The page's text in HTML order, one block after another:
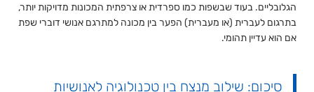
הגלובליים. בעוד שבשפות כמו ספרדית או צרפתית המכונות מדויקות יותר,
בתרגום לעברית (או מעברית) הפער בין מכונה למתרגם אנושי דוברי שפת
אם הוא עדיין תהומי.
סיכום: שילוב מנצח בין טכנולוגיה לאנושיות